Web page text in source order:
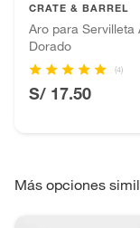
CRATE & BARREL
Aro para Servilleta
Dorado
(4)
S/ 17.50
Más opciones